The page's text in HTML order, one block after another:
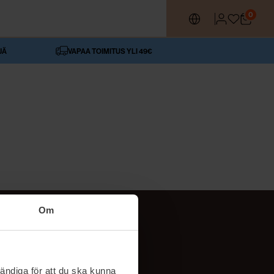
Om
för att du ska kunna
0
VAPAA TOIMITUS YLI 49€
SEURAA MEITÄ